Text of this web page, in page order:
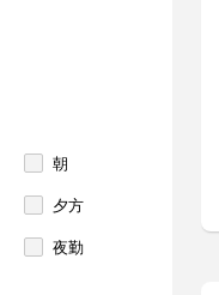
朝
夕方
夜勤